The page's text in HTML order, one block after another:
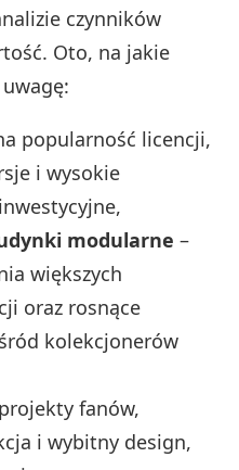
czynników
Oto, na jakie
popularność licencji,
i wysokie
modularne –
większych
oraz rosnące
kolekcjonerów
fanów,
i wybitny design,